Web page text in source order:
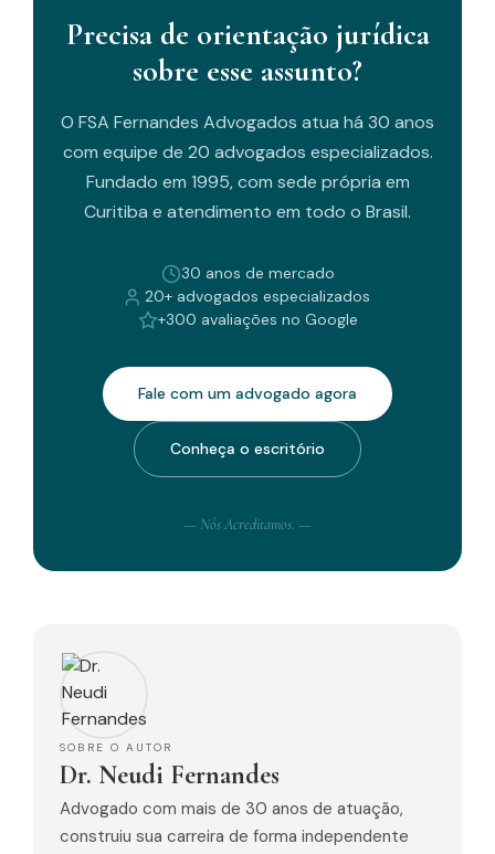
Precisa de orientação jurídica
sobre esse assunto?
O FSA Fernandes Advogados atua há 30 anos
com equipe de 20 advogados especializados.
Fundado em 1995, com sede própria em
Curitiba e atendimento em todo o Brasil.
30 anos de mercado
20+ advogados especializados
+300 avaliações no Google
Fale com um advogado agora
Conheça o escritório
— Nós Acreditamos. —
SOBRE O AUTOR
Dr. Neudi Fernandes
Advogado com mais de 30 anos de atuação,
construiu sua carreira de forma independente